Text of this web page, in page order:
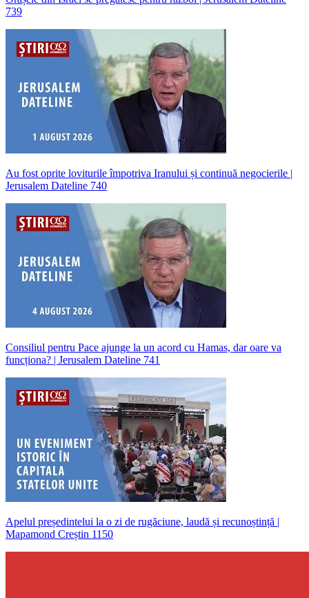
739
Au fost oprite loviturile împotriva Iranului și continuă negocierile |
Jerusalem Dateline 740
Consiliul pentru Pace ajunge la un acord cu Hamas, dar oare va
funcționa? | Jerusalem Dateline 741
Apelul președintelui la o zi de rugăciune, laudă și recunoștință |
Mapamond Creștin 1150